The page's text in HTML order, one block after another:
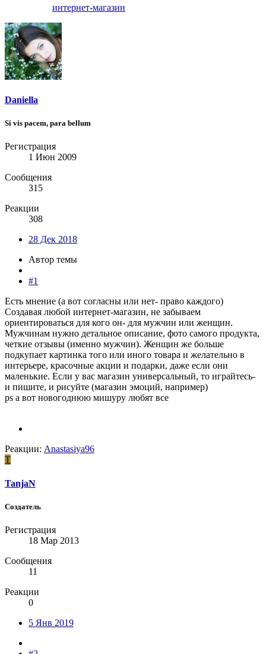
интернет-магазин
Daniella
Si vis pacem, para bellum
Регистрация
1 Июн 2009
Сообщения
315
Реакции
308
28 Дек 2018
Автор темы
#1
Есть мнение (а вот согласны или нет- право каждого)
Создавая любой интернет-магазин, не забываем
ориентироваться для кого он- для мужчин или женщин.
Мужчинам нужно детальное описание, фото самого продукта,
четкие отзывы (именно мужчин). Женщин же больше
подкупает картинка того или иного товара и желательно в
интерьере, красочные акции и подарки, даже если они
маленькие. Если у вас магазин универсальный, то играйтесь-
и пишите, и рисуйте (магазин эмоций, например)
ps а вот новогоднюю мишуру любят все
Реакции: Anastasiya96
T
TanjaN
Создатель
Регистрация
18 Мар 2013
Сообщения
11
Реакции
0
5 Янв 2019